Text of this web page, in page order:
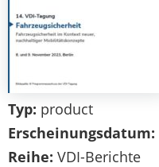
Typ: product
Erscheinungsdatum:
Reihe: VDI-Berichte